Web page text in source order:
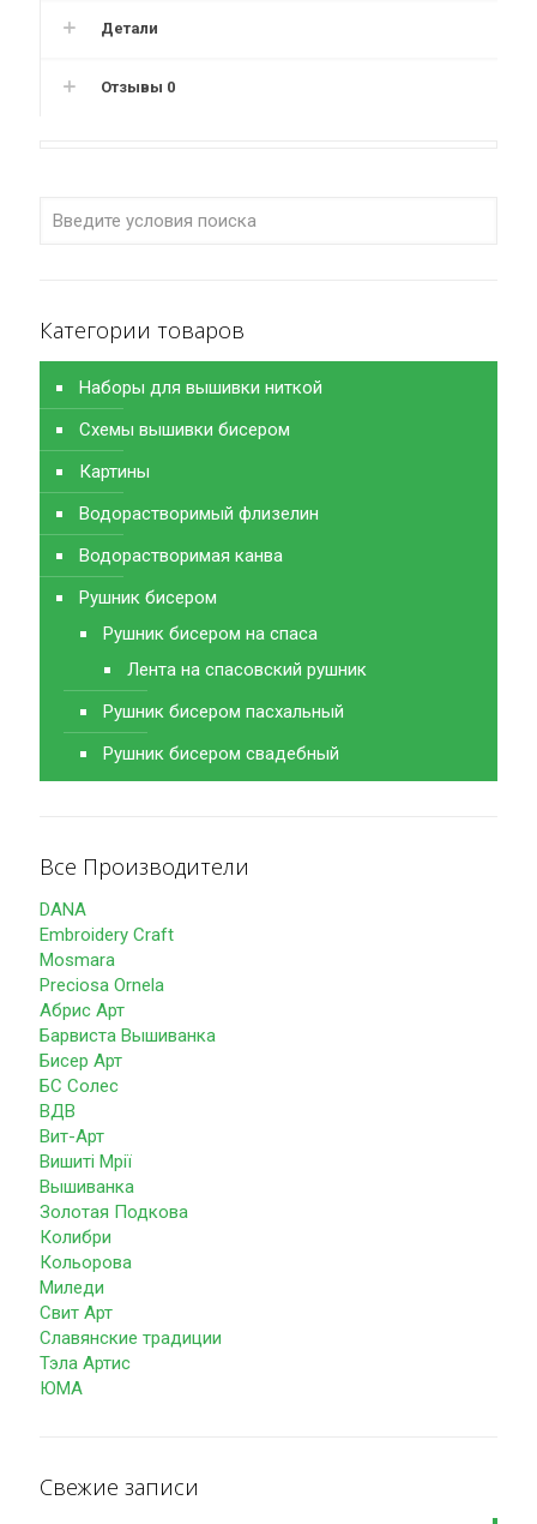
Детали
Отзывы 0
Категории товаров
Наборы для вышивки ниткой
Схемы вышивки бисером
Картины
Водорастворимый флизелин
Водорастворимая канва
Рушник бисером
Рушник бисером на спаса
Лента на спасовский рушник
Рушник бисером пасхальный
Рушник бисером свадебный
Все Производители
DANA
Embroidery Craft
Mosmara
Preciosa Ornela
Абрис Арт
Барвиста Вышиванка
Бисер Арт
БС Солес
ВДВ
Вит-Арт
Вишиті Мрії
Вышиванка
Золотая Подкова
Колибри
Кольорова
Миледи
Свит Арт
Славянские традиции
Тэла Артис
ЮМА
Свежие записи